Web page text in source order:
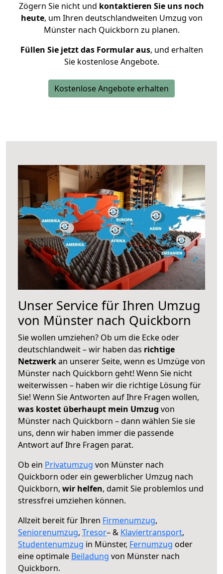
Zögern Sie nicht und kontaktieren Sie uns noch
heute, um Ihren deutschlandweiten Umzug von
Münster nach Quickborn zu planen.
Füllen Sie jetzt das Formular aus, und erhalten
Sie kostenlose Angebote.
Kostenlose Angebote erhalten
Unser Service für Ihren Umzug
von Münster nach Quickborn
Sie wollen umziehen? Ob um die Ecke oder
deutschlandweit – wir haben das richtige
Netzwerkan unserer Seite, wenn es Umzüge von
Münster nach Quickborn geht! Wenn Sie nicht
weiterwissen – haben wir die richtige Lösung für
Sie! Wenn Sie Antworten auf Ihre Fragen wollen,
was kostet überhaupt mein Umzug von
Münster nach Quickborn – dann wählen Sie sie
uns, denn wir haben immer die passende
Antwort auf Ihre Fragen parat.
Ob ein Privatumzug von Münster nach
Quickborn oder ein gewerblicher Umzug nach
Quickborn, wir helfen, damit Sie problemlos und
stressfrei umziehen können.
Allzeit bereit für Ihren Firmenumzug,
Seniorenumzug, Tresor– & Klaviertransport,
Studentenumzug in Münster, Fernumzug oder
eine optimale Beiladung von Münster nach
Quickborn.